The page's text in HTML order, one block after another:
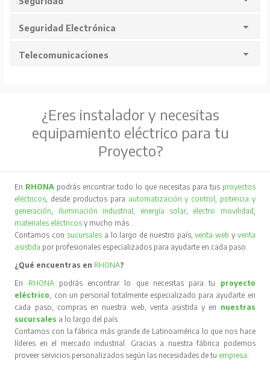
Seguridad Electrónica
Telecomunicaciones
¿Eres instalador y necesitas
equipamiento eléctrico para tu
Proyecto?
En RHONA podrás encontrar todo lo que necesitas para tus proyectos
eléctricos , desde productos para automatización y control
potencia y
generación
iluminación industrial energía solar, electro movilidad
materiales eléctricos y mucho más…
Contamos con sucursales a lo largo de nuestro país,venta web y venta
asistida por profesionales especializados para ayudarte en cada paso.
¿Qué encuentras en RHONA?
En RHONA podrás encontrar lo que necesitas para tu proyecto
eléctrico , con un personal totalmente especializado para ayudarte en
cada paso, compras en nuestra web, venta asistida y en nuestras
sucursales a lo largo del país.
Contamos con la fábrica más grande de Latinoamérica lo que nos hace
líderes en el mercado industrial. Gracias a nuestra fábrica podemos
proveer servicios personalizados según las necesidades de tu empresa